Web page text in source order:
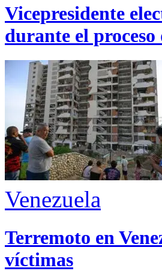
Vicepresidente
durante el proceso
Venezuela
Terremoto en
víctimas